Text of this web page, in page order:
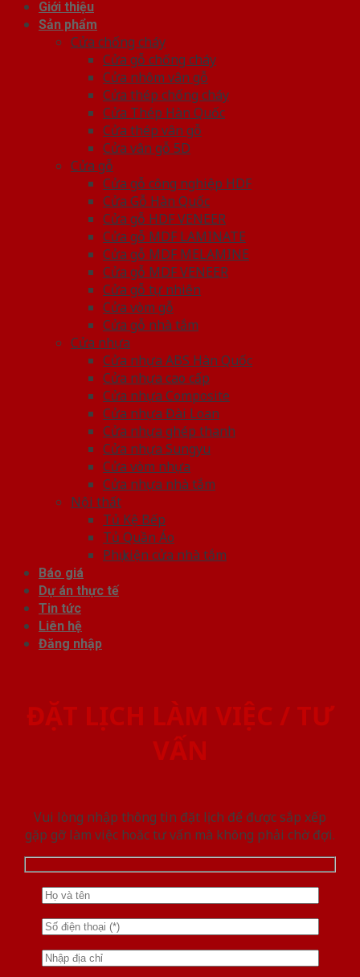
Giới thiệu
Sản phẩm
Cửa chống cháy
Cửa gỗ chống cháy
Cửa nhôm vân gỗ
Cửa thép chống cháy
Cửa Thép Hàn Quốc
Cửa thép vân gỗ
Cửa vân gỗ 5D
Cửa gỗ
Cửa gỗ công nghiệp HDF
Cửa Gỗ Hàn Quốc
Cửa gỗ HDF VENEER
Cửa gỗ MDF LAMINATE
Cửa gỗ MDF MELAMINE
Cửa gỗ MDF VENEER
Cửa gỗ tự nhiên
Cửa vòm gỗ
Cửa gỗ nhà tắm
Cửa nhựa
Cửa nhựa ABS Hàn Quốc
Cửa nhựa cao cấp
Cửa nhựa Composite
Cửa nhựa Đài Loan
Cửa nhựa ghép thanh
Cửa nhựa Sungyu
Cửa vòm nhựa
Cửa nhựa nhà tắm
Nội thất
Tủ Kệ Bếp
Tủ Quần Áo
Phụ kiện cửa nhà tắm
Báo giá
Dự án thực tế
Tin tức
Liên hệ
Đăng nhập
ĐẶT LỊCH LÀM VIỆC / TƯ
VẤN
Vui lòng nhập thông tin đặt lịch để được sắp xếp
gặp gỡ làm việc hoăc tư vấn mà không phải chờ đợi.